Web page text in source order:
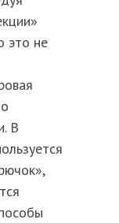
это не
В